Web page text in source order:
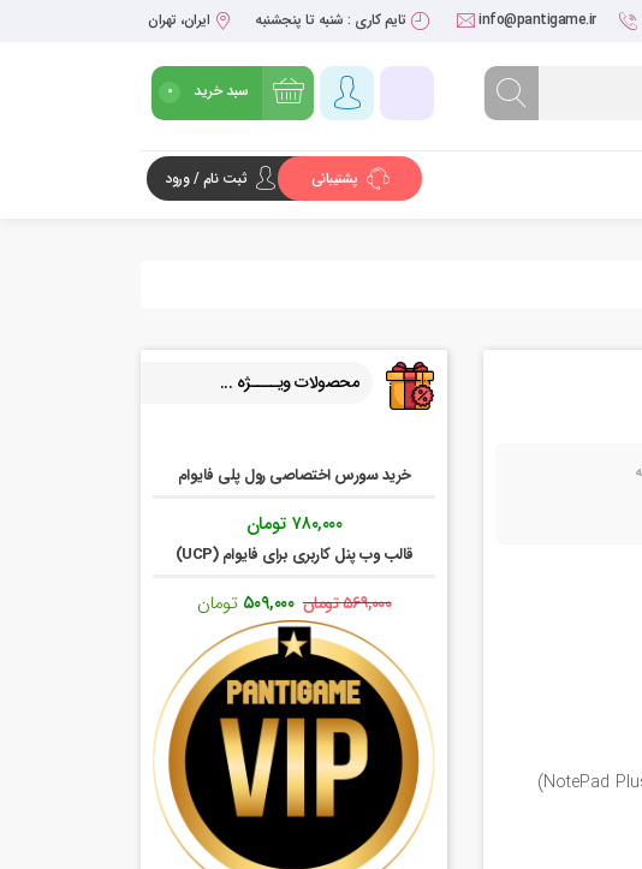
info@pantigame.ir تایم کاری : شنبه تا پنجشنبه ایران، تهران
سبد خرید 0
پشتیبانی ثبت نام / ورود
محصولات ویــــژه ...
خرید سورس اختصاصی رول پلی فایوام
۷۸۰,۰۰۰ تومان
قالب وب پنل کاربری برای فایوام (UCP)
۵۶۹,۰۰۰تومان قیمت
اصلی:
۵۶۹,۰۰۰ تومان
بود.
۵۰۹,۰۰۰ تومان